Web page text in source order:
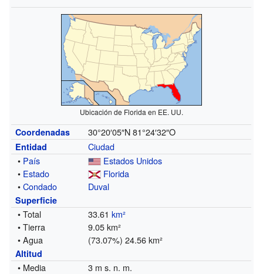
Ubicación de Florida en EE. UU.
Coordenadas 30°20′05″N 81°24′32″O
Entidad
Ciudad
• País
Estados Unidos
• Estado
Florida
•Condado Duval
Superficie
• Total 33.61km²
• Tierra
9.05 km²
• Agua
(73.07%) 24.56 km²
Altitud
• Media 3 m s. n. m.